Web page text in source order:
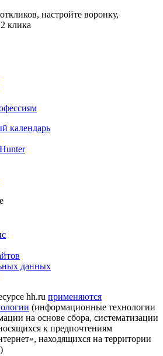
настройте воронку,
клика
календарь
данных
hh.ru применяются
(информационные технологии
на основе сбора, систематизации
к предпочтениям
находящихся на территории